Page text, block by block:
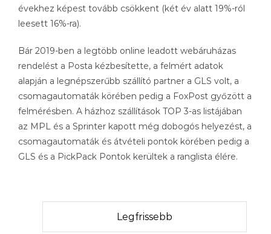
évekhez képest tovább csökkent (két év alatt 19%-ról
leesett 16%-ra).
Bár 2019-ben a legtöbb online leadott webáruházas
rendelést a Posta kézbesítette, a felmért adatok
alapján a legnépszerűbb szállító partner a GLS volt, a
csomagautomaták körében pedig a FoxPost győzött a
felmérésben. A házhoz szállítások TOP 3-as listájában
az MPL és a Sprinter kapott még dobogós helyezést, a
csomagautomaták és átvételi pontok körében pedig a
GLS és a PickPack Pontok kerültek a ranglista élére.
Legfrissebb